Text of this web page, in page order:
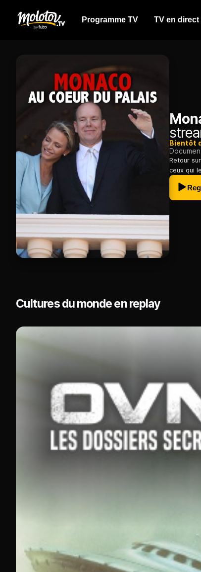
Programme TV TV en direct
Bientôt
Retour
ceux qui
Cultures du monde en replay